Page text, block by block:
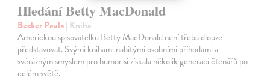
Hledání Betty MacDonald
Becker Paula| Kniha
Americkou spisovatelku Betty MacDonald není třeba dlouze
představovat. Svými knihami nabitými osobními příhodami a
svérázným smyslem pro humor si získala několik generací čtenářů po
celém světě.